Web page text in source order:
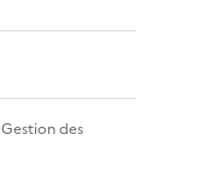
Gestion des